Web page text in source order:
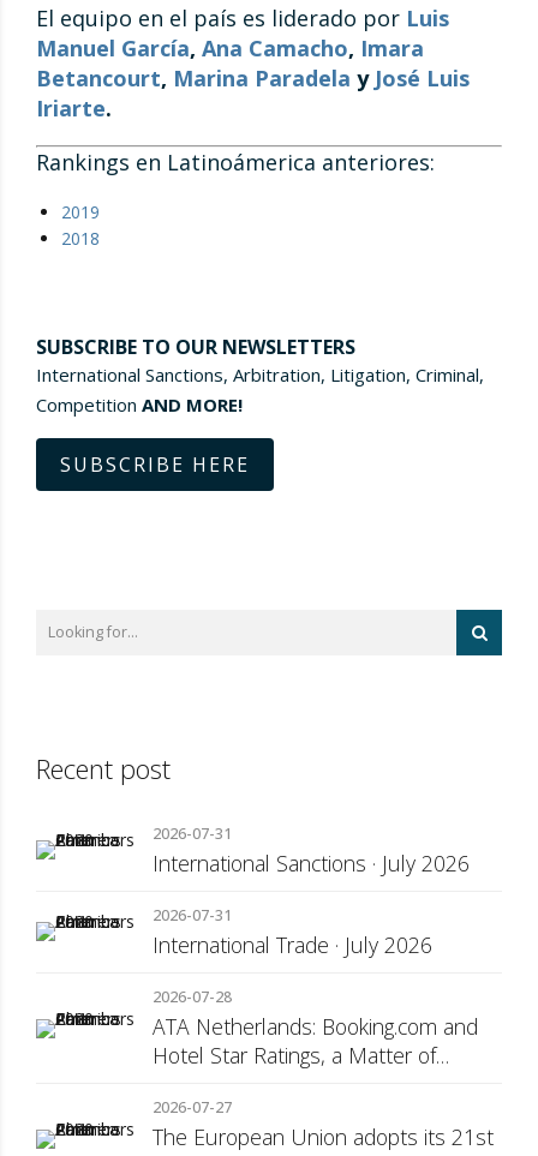
El equipo en el país es liderado por Luis
Manuel García, Ana Camacho, Imara
Betancourt, Marina Paradela y José Luis
Iriarte.
Rankings en Latinoámerica anteriores:
2019
2018
SUBSCRIBE TO OUR NEWSLETTERS
International Sanctions, Arbitration, Litigation, Criminal,
Competition AND MORE!
SUBSCRIBE HERE
Recent post
2026-07-31
International Sanctions · July 2026
2026-07-31
International Trade · July 2026
2026-07-28
ATA Netherlands: Booking.com and
Hotel Star Ratings, a Matter of
2026-07-27
The European Union adopts its 21st